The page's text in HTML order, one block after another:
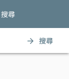
搜尋
arrow_forward 搜尋